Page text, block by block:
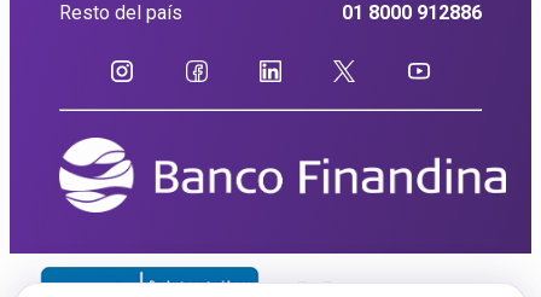
Resto del país
01 8000 912886